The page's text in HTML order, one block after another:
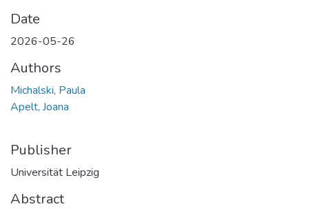
Date
2026-05-26
Authors
Michalski, Paula
Apelt, Joana
Publisher
Universität Leipzig
Abstract